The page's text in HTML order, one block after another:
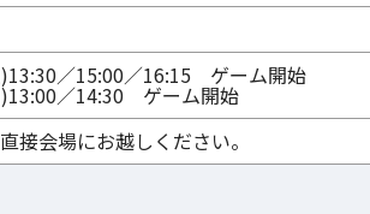
／15:00／16:15 ゲーム開始
／14:30 ゲーム開始
接会場にお越しください。